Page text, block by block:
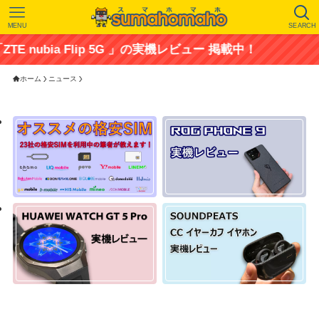
SEARCH
MENU
5G 」の実機レビュー 掲載中！
ホーム ニュース